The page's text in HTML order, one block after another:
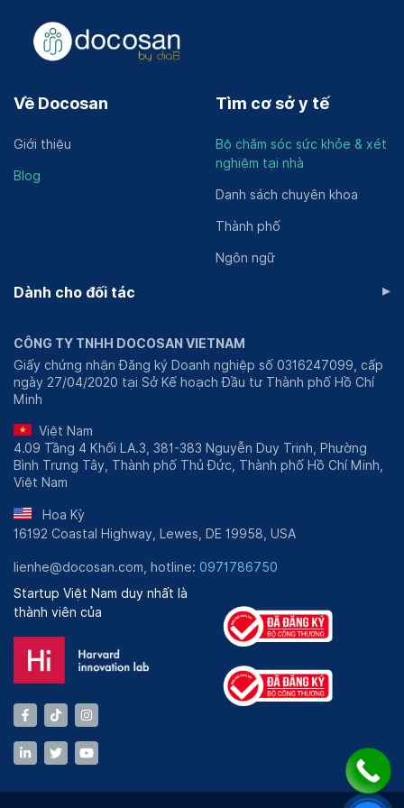
Về Docosan
Giới thiệu
Blog
Tìm cơ sở y tế
Bộ chăm sóc sức khỏe & xét
nghiệm tại nhà
Danh sách chuyên khoa
Thành phố
Ngôn ngữ
Dành cho đối tác ▸
CÔNG TY TNHH DOCOSAN VIETNAM
Giấy chứng nhận Đăng ký Doanh nghiệp số 0316247099, cấp
ngày 27/04/2020 tại Sở Kế hoạch Đầu tư Thành phố Hồ Chí
Minh
Việt Nam
4.09 Tầng 4 Khối LA.3, 381-383 Nguyễn Duy Trinh, Phường
Bình Trưng Tây, Thành phố Thủ Đức, Thành phố Hồ Chí Minh,
Việt Nam
Hoa Kỳ
16192 Coastal Highway, Lewes, DE 19958, USA
lienhe@docosan.com, hotline: 0971786750
Startup Việt Nam duy nhất là
thành viên của